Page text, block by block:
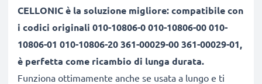
CELLONIC è la soluzione migliore: compatibile con
i codici originali 010-10806-0 010-10806-00 010-
10806-01 010-10806-20 361-00029-00 361-00029-01,
è perfetta come ricambio di lunga durata.
Funziona ottimamente anche se usata a lungo e ti